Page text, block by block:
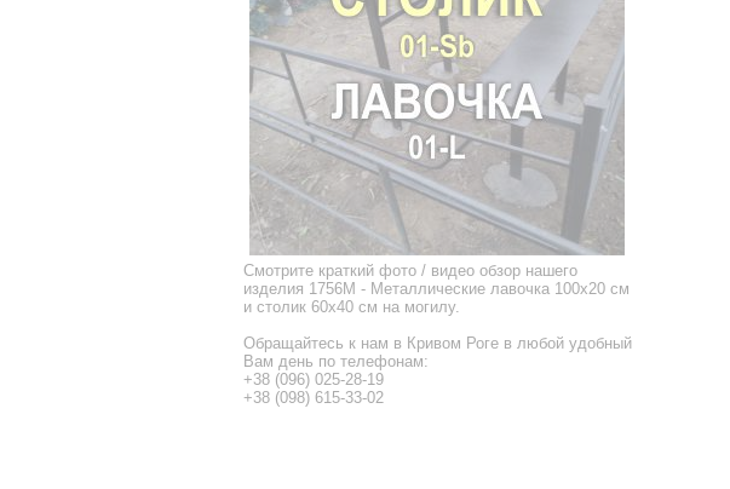
Смотрите краткий фото / видео обзор нашего
изделия 1756M - Металлические лавочка 100x20 см
и столик 60x40 см на могилу.
Обращайтесь к нам в Кривом Роге в любой удобный
Вам день по телефонам:
+38 (096) 025-28-19
+38 (098) 615-33-02